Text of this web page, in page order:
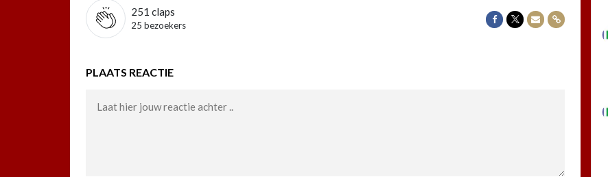
251 claps
25 bezoekers
Delen op Facebook
Delen op Twitter
Delen via Mail
Delen via link
PLAATS REACTIE